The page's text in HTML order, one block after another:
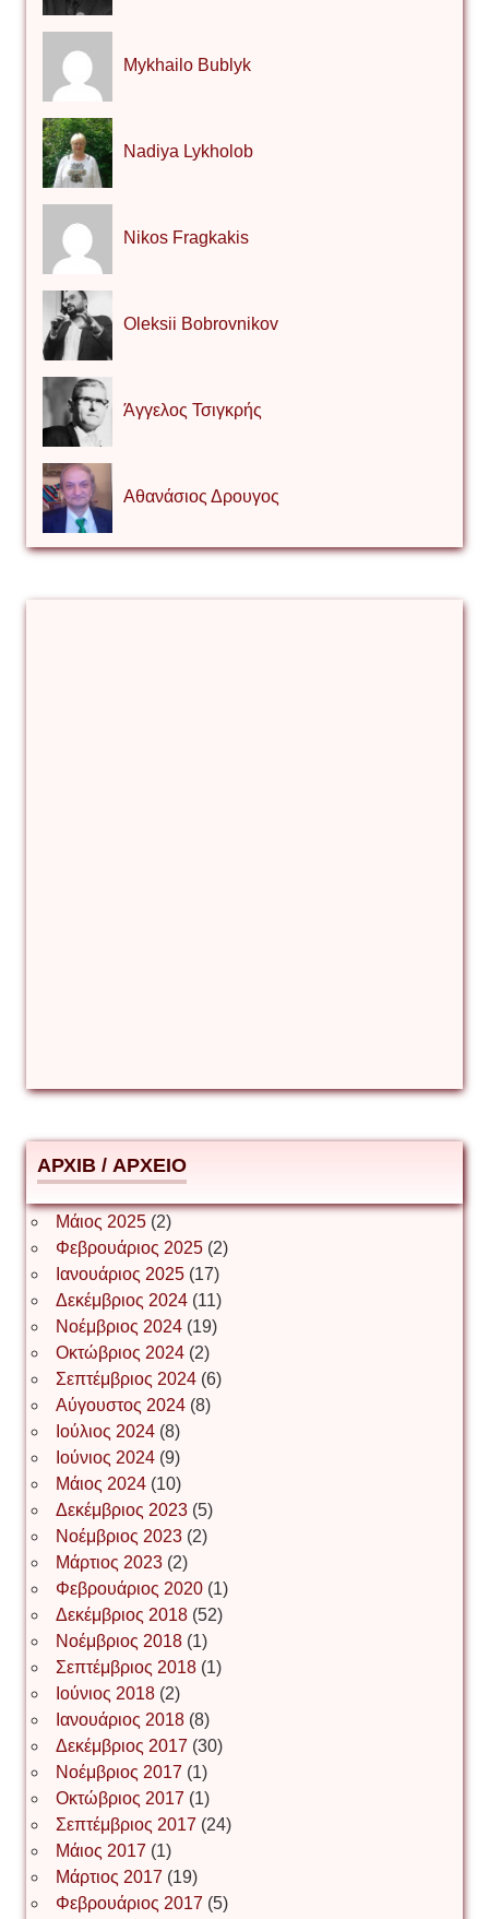
Mykhailo Bublyk
Nadiya Lykholob
Nikos Fragkakis
Oleksii Bobrovnikov
Άγγελος Τσιγκρής
Αθανάσιος Δρουγος
Δημήτριος Ζακοντινός
ΕΥΑΓΓΕΛΟΣ ΜΩΚΟΣ
Ιωάννης Σ. Παπαφλωράτος
ΝΙΚΟΣ ΓΑΤΟΣ
Νίκος Λυγερός
Іван Буртик
Іван Наконечний
Інга Короткевич
Ірина Ключковська
Ірина Наконечна
АРХІВ / ΑΡΧΕΙΟ
Μάιος 2025(2)
Φεβρουάριος 2025(2)
Ιανουάριος 2025(17)
Δεκέμβριος 2024(11)
Νοέμβριος 2024(19)
Οκτώβριος 2024(2)
Σεπτέμβριος 2024(6)
Αύγουστος 2024(8)
Ιούλιος 2024(8)
Ιούνιος 2024(9)
Μάιος 2024(10)
Δεκέμβριος 2023(5)
Νοέμβριος 2023(2)
Μάρτιος 2023(2)
Φεβρουάριος 2020(1)
Δεκέμβριος 2018(52)
Νοέμβριος 2018(1)
Σεπτέμβριος 2018(1)
Ιούνιος 2018(2)
Ιανουάριος 2018(8)
Δεκέμβριος 2017 (30)
Νοέμβριος 2017 (1)
Οκτώβριος 2017 (1)
Σεπτέμβριος 2017 (24)
Μάιος 2017 (1)
Μάρτιος 2017 (19)
Φεβρουάριος 2017 (5)